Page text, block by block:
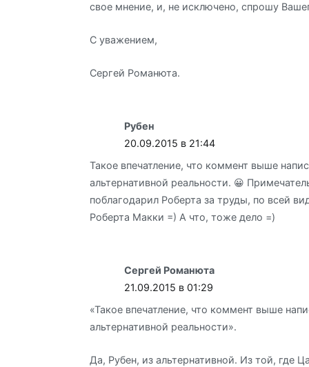
свое мнение, и, не исключено, спрошу
С уважением,
Сергей Романюта.
Рубен
20.09.2015 в 21:44
Такое впечатление, что коммент выше
альтернативной реальности. 😀
поблагодарил Роберта за труды, по всей
Роберта Макки =) А что, тоже дело =)
Сергей Романюта
21.09.2015 в 01:29
«Такое впечатление, что коммент выше
альтернативной реальности».
Да, Рубен, из альтернативной. Из той, где